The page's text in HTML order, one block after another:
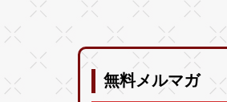
無料メルマガ